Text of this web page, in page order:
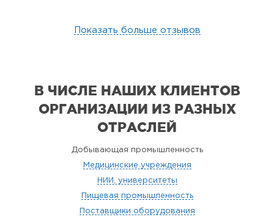
Показать больше отзывов
В ЧИСЛЕ НАШИХ КЛИЕНТОВ
ОРГАНИЗАЦИИ ИЗ РАЗНЫХ
ОТРАСЛЕЙ
Добывающая промышленность
Медицинские учреждения
НИИ, университеты
Пищевая промышленность
Поставщики оборудования